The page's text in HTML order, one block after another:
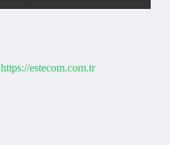
https://estecom.com.tr